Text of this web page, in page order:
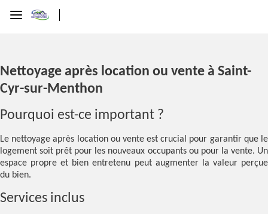
Nettoyage après location ou vente à Saint-
Cyr-sur-Menthon
Pourquoi est-ce important ?
Le nettoyage après location ou vente est crucial pour garantir que le
logement soit prêt pour les nouveaux occupants ou pour la vente. Un
espace propre et bien entretenu peut augmenter la valeur perçue
du bien.
Services inclus